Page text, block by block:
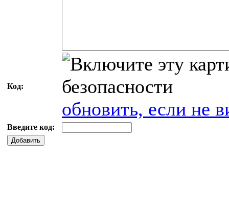
Код:
обновить, если не
Введите код:
Добавить